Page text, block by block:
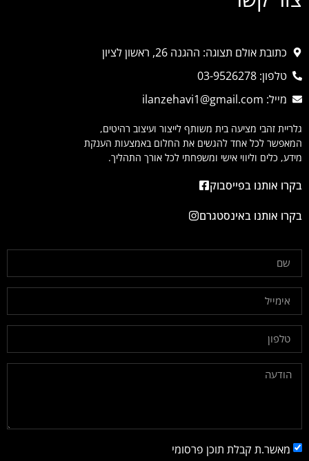
כתובת אולם תצוגה: ההגנה 26, ראשון לציון
טלפון: 03-9526278
מייל: ilanzehavi1@gmail.com
גלריית זהבי מציעה בית משותף לייצור ועיצוב רהיטים,
המאפשר לכל אחד להגשים את החלום באמצעות הענקת
מידע, כלים וליווי אישי ומשפחתי לכל אורך התהליך.
בקרו אותנו בפייסבוק
בקרו אותנו באינסטגרם
מאשר.ת קבלת תוכן פרסומי